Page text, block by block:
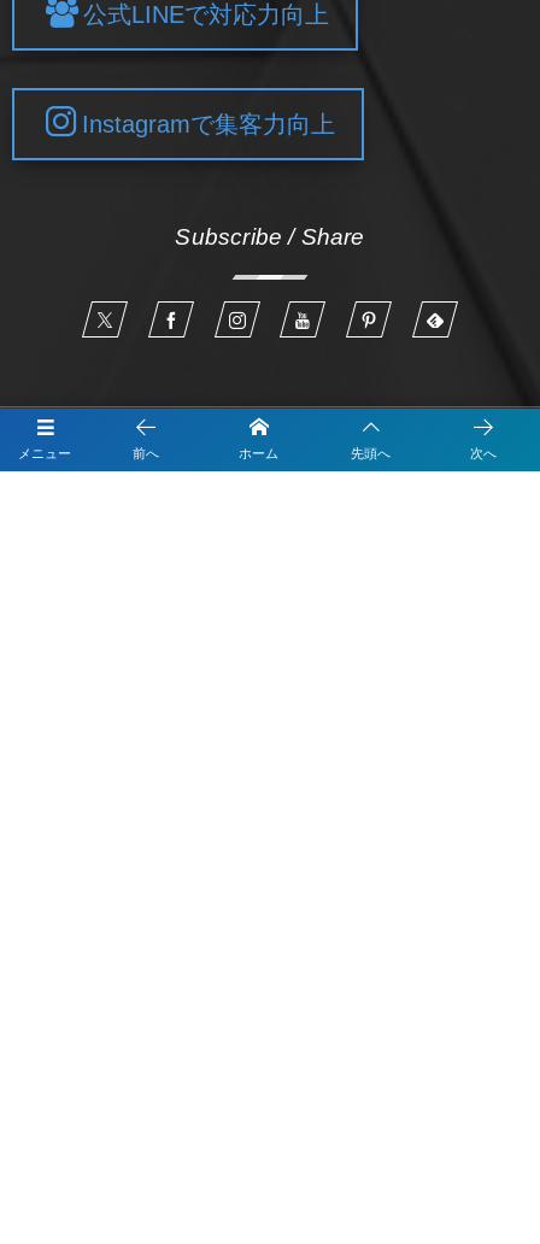
メニュー 前へ ホーム 先頭へ 次へ
公式LINEで対応力向上
Instagramで集客力向上
Subscribe / Share
申請はこちらから IT導入支援事業者